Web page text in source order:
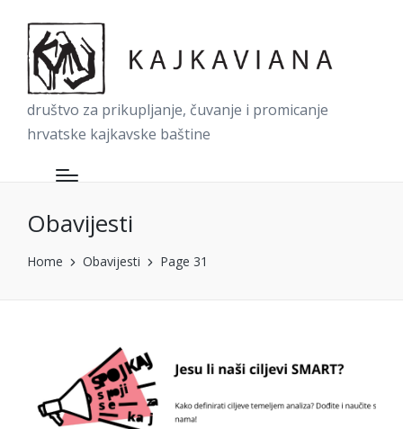
društvo za prikupljanje, čuvanje i promicanje
hrvatske kajkavske baštine
Obavijesti
Home Obavijesti Page 31